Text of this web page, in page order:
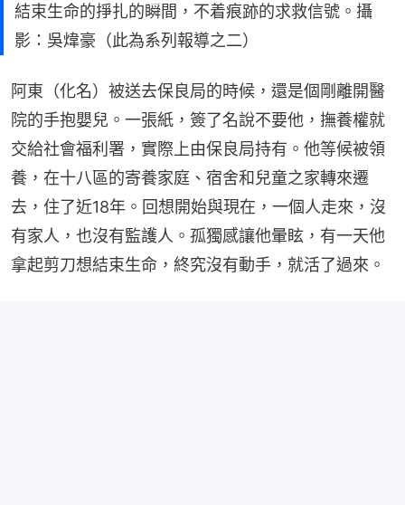
結束生命的掙扎的瞬間，不着痕跡的求救信號。攝
影：吳煒豪（此為系列報導之二）
阿東（化名）被送去保良局的時候，還是個剛離開醫
院的手抱嬰兒。一張紙，簽了名說不要他，撫養權就
交給社會福利署，實際上由保良局持有。他等候被領
養，在十八區的寄養家庭、宿舍和兒童之家轉來遷
去，住了近18年。回想開始與現在，一個人走來，沒
有家人，也沒有監護人。孤獨感讓他暈眩，有一天他
拿起剪刀想結束生命，終究沒有動手，就活了過來。